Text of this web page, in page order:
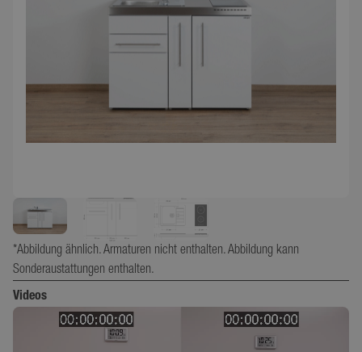
*Abbildung ähnlich. Armaturen nicht enthalten. Abbildung kann
Sonderaustattungen enthalten.
Videos